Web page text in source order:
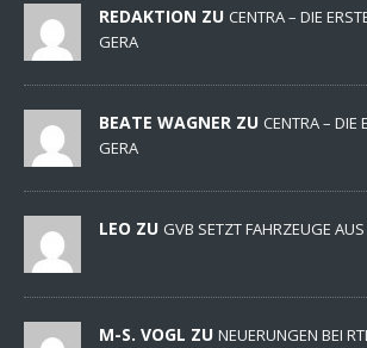
REDAKTION ZU CENTRA – DIE
GERA
BEATE WAGNER ZU CENTRA – DIE
GERA
LEO ZU GVB SETZT FAHRZEUGE
M-S. VOGL ZU NEUERUNGEN BEI